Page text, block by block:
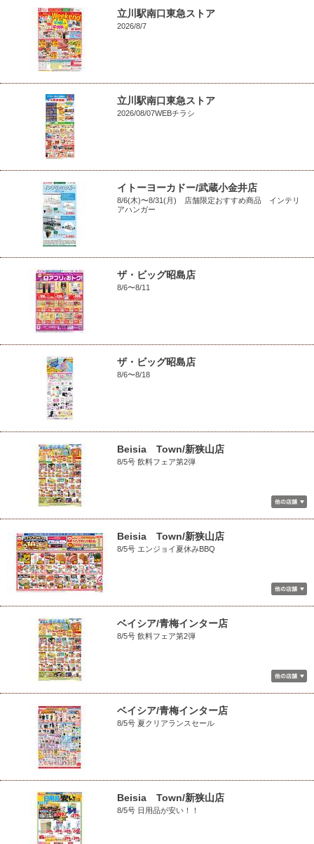
立川駅南口東急ストア
2026/8/7
立川駅南口東急ストア
2026/08/07WEBチラシ
イトーヨーカドー/武蔵小金井店
8/6(木)〜8/31(月) 店舗限定おすすめ商品 インテリ
アハンガー
ザ・ビッグ昭島店
8/6〜8/11
ザ・ビッグ昭島店
8/6〜8/18
Beisia Town/新狭山店
8/5号 飲料フェア第2弾
Beisia Town/新狭山店
8/5号 エンジョイ夏休みBBQ
ベイシア/青梅インター店
8/5号 飲料フェア第2弾
ベイシア/青梅インター店
8/5号 夏クリアランスセール
Beisia Town/新狭山店
8/5号 日用品が安い！！